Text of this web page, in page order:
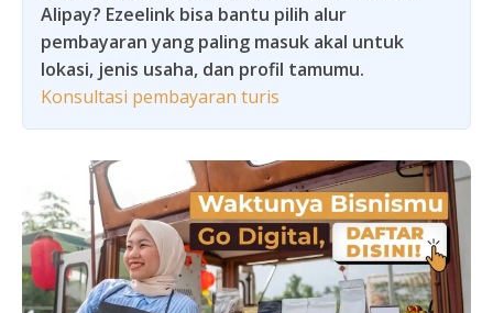
Alipay? Ezeelink bisa bantu pilih alur
pembayaran yang paling masuk akal untuk
lokasi, jenis usaha, dan profil tamumu.
Konsultasi pembayaran turis